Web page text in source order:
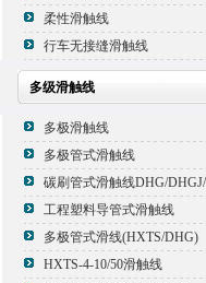
柔性滑触线
行车无接缝滑触线
多级滑触线
多极滑触线
多极管式滑触线
工程塑料导管式滑触线
多极管式滑线(HXTS/DHG)
HXTS-4-10/50滑触线